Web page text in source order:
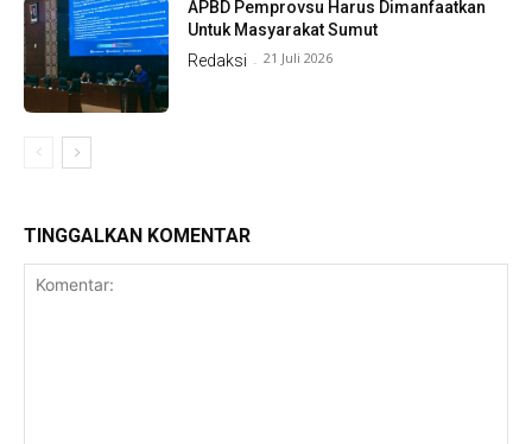
APBD Pemprovsu Harus Dimanfaatkan
Untuk Masyarakat Sumut
Redaksi - 21 Juli 2026
TINGGALKAN KOMENTAR